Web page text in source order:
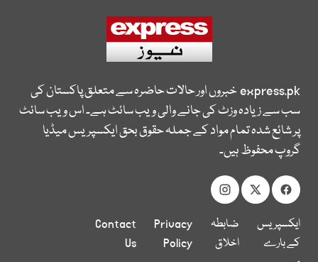
express.pkخبروں اور حالات حاضرہ سے متعلق پاکستان کی
سب سے زیادہ وزٹ کی جانے والی ویب سائٹ ہے۔ اس ویب سائٹ
پر شائع شدہ تمام مواد کے جملہ حقوق بحق ایکسپریس میڈیا
گروپ محفوظ ہیں۔
ایکسپریس
کے بارے
ضابطہ
اخلاق
Privacy
Policy
Contact
Us